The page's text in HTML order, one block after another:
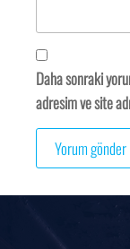
Daha sonraki
adresim ve site